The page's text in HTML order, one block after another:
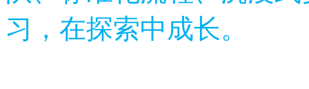
习，在探索中成长。